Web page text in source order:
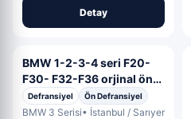
Detay
BMW 1-2-3-4 seri F20-
F30- F32-F36 orjinal ön
panel set
Defransiyel Ön Defransiyel
BMW 3 Serisi• İstanbul / Sarıyer